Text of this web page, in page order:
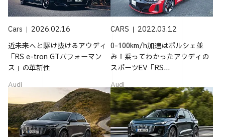
Cars 2026.02.16
近未来へと駆け抜けるアウディ
「RS e-tron GTパフォーマン
ス」の革新性
Audi
CARS 2022.03.12
0-100km/h加速はポルシェ並
み！乗ってわかったアウディの
スポーツEV「RS...
Audi